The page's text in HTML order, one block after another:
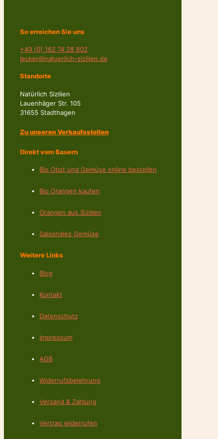
So erreichen Sie uns
+49 (0) 162 74 28 802
lecker@natuerlich-sizilien.de
Standorte
Natürlich Sizilien
Lauenhäger Str. 105
31655 Stadthagen
Zu unseren Verkaufsstellen
Direkt vom Bauern
Bio Obst und Gemüse online bestellen
Bio Orangen kaufen
Orangen aus Sizilien
Saisonales Gemüse
Weitere Links
Blog
Kontakt
Datenschutz
Impressum
AGB
Widerrufsbelehrung
Versand & Zahlung
Vertrag widerrufen